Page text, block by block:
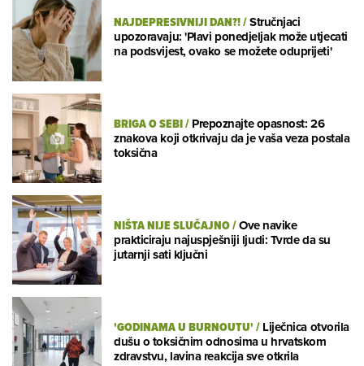
NAJDEPRESIVNIJI DAN?!/Stručnjaci
upozoravaju: 'Plavi ponedjeljak može utjecati
na podsvijest, ovako se možete oduprijeti'
BRIGA O SEBI/Prepoznajte opasnost: 26
znakova koji otkrivaju da je vaša veza postala
toksična
NIŠTA NIJE SLUČAJNO/Ove navike
prakticiraju najuspješniji ljudi: Tvrde da su
jutarnji sati ključni
'GODINAMA U BURNOUTU'/Liječnica otvorila
dušu o toksičnim odnosima u hrvatskom
zdravstvu, lavina reakcija sve otkrila